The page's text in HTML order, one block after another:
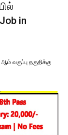
in
வகுப்பு தகுதிக்கு